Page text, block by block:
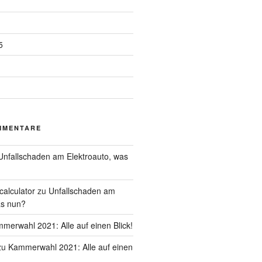
am Elektroauto, was
zu Unfallschaden am
nun?
2021: Alle auf einen Blick!
Kammerwahl 2021: Alle auf einen